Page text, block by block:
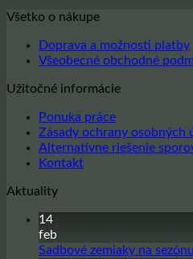
Všetko o nákupe
Doprava a možnosti platby
Všeobecné obchodné
Užitočné informácie
Ponuka práce
Zásady ochrany osobných
Alternatívne riešenie
Kontakt
Aktuality
14
feb
Sadbové zemiaky na